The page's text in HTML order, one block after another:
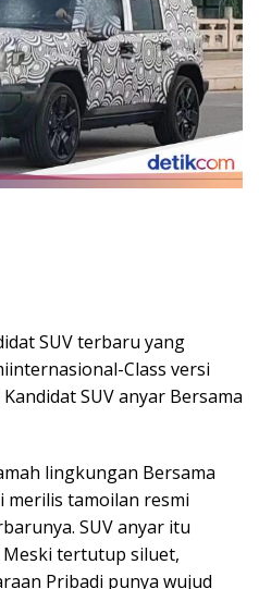
SUV terbaru yang
Class versi
SUV anyar Bersama
lingkungan Bersama
merilis tamoilan resmi
SUV anyar itu
Meski tertutup siluet,
Pribadi punya wujud